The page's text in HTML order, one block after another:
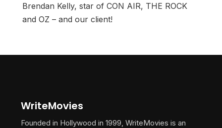
Brendan Kelly, star of CON AIR, THE ROCK
and OZ – and our client!
WriteMovies
Founded in Hollywood in 1999, WriteMovies is an